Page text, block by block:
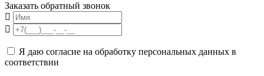
Заказать обратный звонок
Я даю согласие на обработку персональных данных в
соответствии